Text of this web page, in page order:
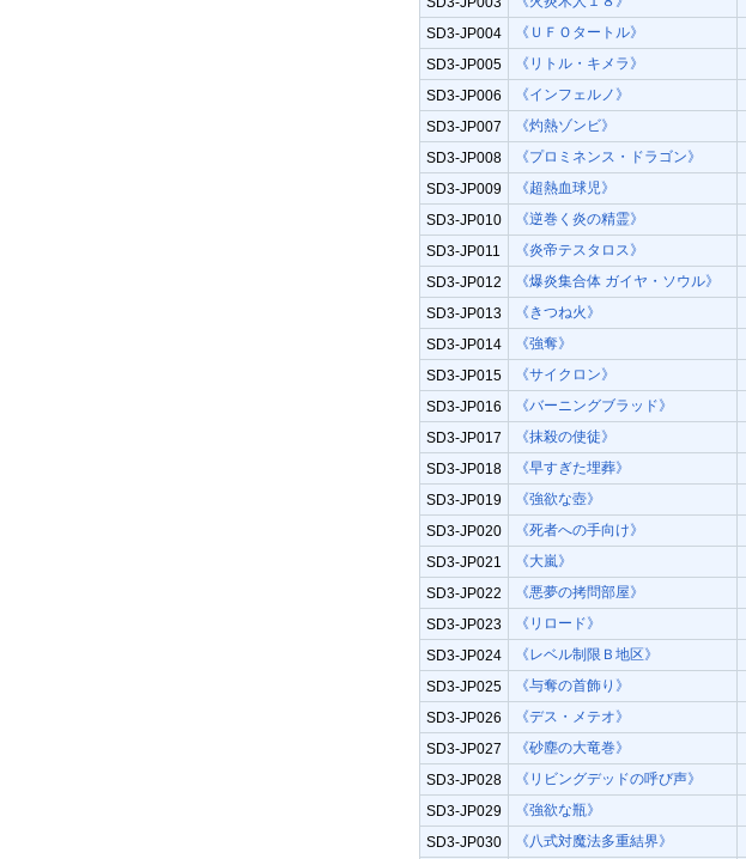
SD3-JP004 《ＵＦＯタートル》
SD3-JP005 《リトル・キメラ》
SD3-JP006 《インフェルノ》
SD3-JP007 《灼熱ゾンビ》
SD3-JP008 《プロミネンス・ドラゴン》
SD3-JP009 《超熱血球児》
SD3-JP010 《逆巻く炎の精霊》
SD3-JP011 《炎帝テスタロス》
SD3-JP012 《爆炎集合体 ガイヤ・ソウル》
SD3-JP013 《きつね火》
SD3-JP014 《強奪》
SD3-JP015 《サイクロン》
SD3-JP016 《バーニングブラッド》
SD3-JP017 《抹殺の使徒》
SD3-JP018 《早すぎた埋葬》
SD3-JP019 《強欲な壺》
SD3-JP020 《死者への手向け》
SD3-JP021 《大嵐》
SD3-JP022 《悪夢の拷問部屋》
SD3-JP023 《リロード》
SD3-JP024 《レベル制限Ｂ地区》
SD3-JP025 《与奪の首飾り》
SD3-JP026 《デス・メテオ》
SD3-JP027 《砂塵の大竜巻》
SD3-JP028 《リビングデッドの呼び声》
SD3-JP029 《強欲な瓶》
SD3-JP030 《八式対魔法多重結界》